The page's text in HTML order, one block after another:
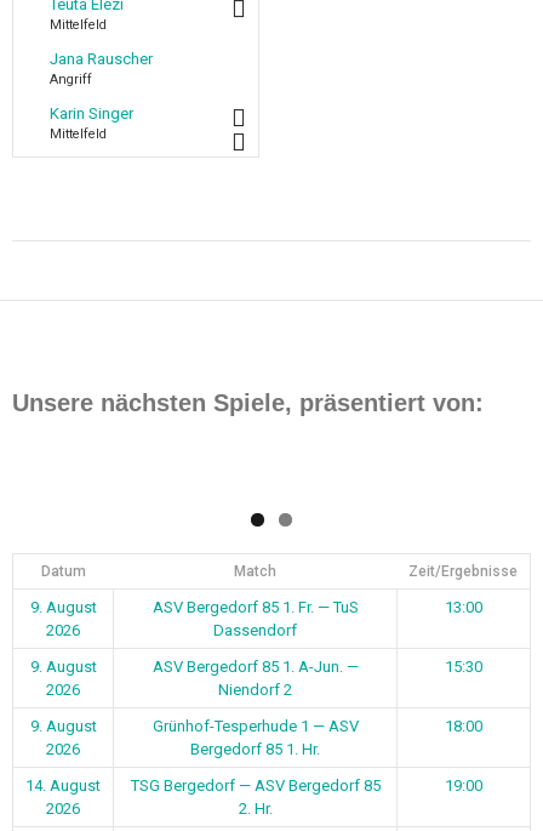
Teuta Elezi
Mittelfeld
Jana Rauscher
Angriff
Karin Singer
Mittelfeld
Unsere nächsten Spiele, präsentiert von:
Datum Match Zeit/Ergebnisse
9. August
2026
ASV Bergedorf 85 1. Fr. — TuS
Dassendorf
13:00
9. August
2026
ASV Bergedorf 85 1. A-Jun. —
Niendorf 2
15:30
9. August
2026
Grünhof-Tesperhude 1 — ASV
Bergedorf 85 1. Hr.
18:00
14. August
2026
TSG Bergedorf — ASV Bergedorf 85
2. Hr.
19:00